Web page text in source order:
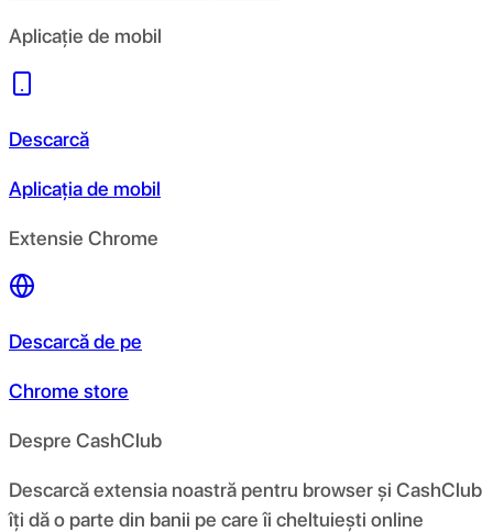
Aplicație de mobil
Descarcă
Aplicația de mobil
Extensie Chrome
Descarcă de pe
Chrome store
Despre CashClub
Descarcă extensia noastră pentru browser și CashClub
îți dă o parte din banii pe care îi cheltuiești online